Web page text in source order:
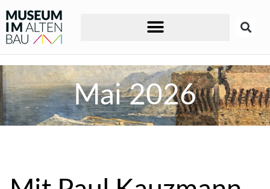
Mai 2026